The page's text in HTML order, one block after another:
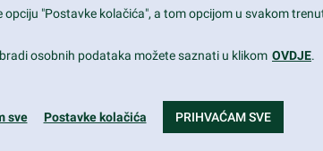
"Postavke kolačića", a tom opcijom u svakom
osobnih podataka možete saznati u klikom OVDJE.
sve Postavke kolačića PRIHVAĆAM SVE